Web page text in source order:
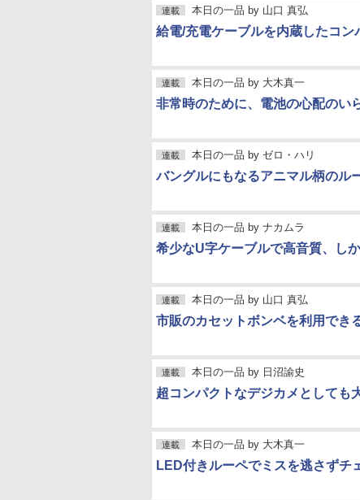
連載 本日の一品 by 山口 真弘
給電/充電ケーブルを内蔵したコ
連載 本日の一品 by 大木真一
非常時のために、電池の心配のい
連載 本日の一品 by ゼロ・ハリ
バングルにもなるアニマル柄のル
連載 本日の一品 by ナカムラ
希少なU字ケーブルで高音質、し
連載 本日の一品 by 山口 真弘
市販のカセットボンベを利用でき
連載 本日の一品 by 日沼諭史
超コンパクトなデジカメとしても
連載 本日の一品 by 大木真一
LED付きルーペでミスを逃さずチ